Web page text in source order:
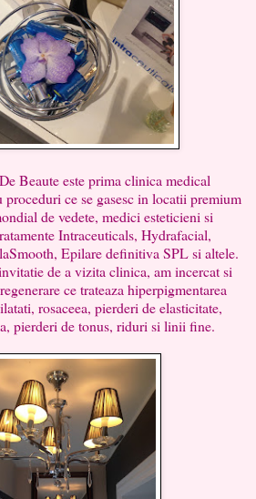
este prima clinica medical
proceduri ce se gasesc in locatii premium
de vedete, medici esteticieni si
Intraceuticals, Hydrafacial,
Epilare definitiva SPL si altele.
de a vizita clinica, am incercat si
ce trateaza hiperpigmentarea
rosaceea, pierderi de elasticitate,
pierderi de tonus, riduri si linii fine.